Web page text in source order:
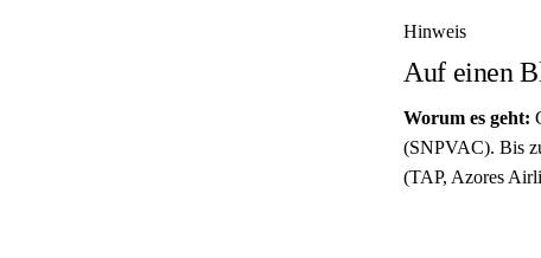
Hinweis
Auf einen
Worum es geht:
(SNPVAC). Bis
(TAP, Azores